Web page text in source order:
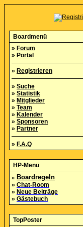
Boardmenü
» Forum
» Portal
» Registrieren
» Suche
» Statistik
» Mitglieder
» Team
» Kalender
» Sponsoren
» Partner
» F.A.Q
HP-Menü
» Boardregeln
» Chat-Room
» Neue Beiträge
» Gästebuch
TopPoster